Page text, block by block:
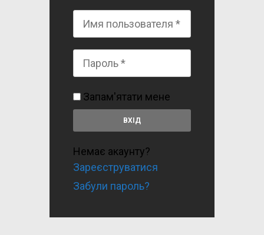
Запам'ятати мене
Немає акаунту?
Зареєструватися
Забули пароль?